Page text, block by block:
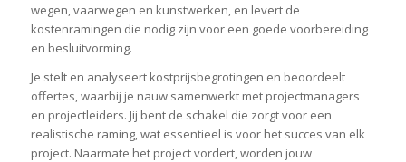
wegen, vaarwegen en kunstwerken, en levert de
kostenramingen die nodig zijn voor een goede voorbereiding
en besluitvorming.
Je stelt en analyseert kostprijsbegrotingen en beoordeelt
offertes, waarbij je nauw samenwerkt met projectmanagers
en projectleiders. Jij bent de schakel die zorgt voor een
realistische raming, wat essentieel is voor het succes van elk
project. Naarmate het project vordert, worden jouw